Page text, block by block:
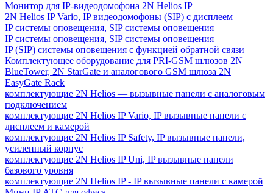
Монитор для IP-видеодомофона 2N Helios IP
2N Helios IP Vario, IP видеодомофоны (SIP) с дисплеем
IP системы оповещения, SIP системы оповещения
IP системы оповещения, SIP системы оповещения
IP (SIP) системы оповещения с функцией обратной связи
Комплектующее оборудование для PRI-GSM шлюзов 2N
BlueTower, 2N StarGate и аналогового GSM шлюза 2N
EasyGate Rack
комплектующие 2N Helios — вызывные панели с аналоговым
подключением
комплектующие 2N Helios IP Vario, IP вызывные панели с
дисплеем и камерой
комплектующие 2N Helios IP Safety, IP вызывные панели,
усиленный корпус
комплектующие 2N Helios IP Uni, IP вызывные панели
базового уровня
комплектующие 2N Helios IP - IP вызывные панели с камерой